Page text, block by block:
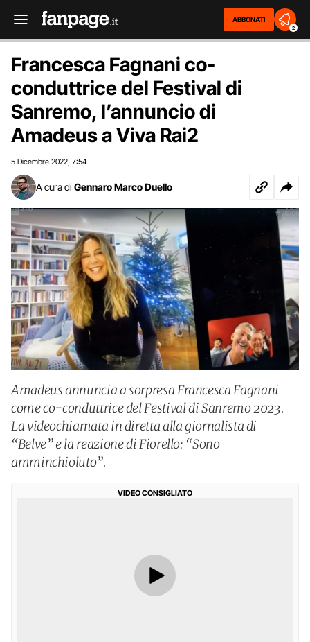
ABBONATI
2
Francesca Fagnani co-
conduttrice del Festival di
Sanremo, l’annuncio di
Amadeus a Viva Rai2
5 Dicembre 2022 7:54
A cura di Gennaro Marco Duello
Amadeus annuncia a sorpresa Francesca Fagnani
come co-conduttrice del Festival di Sanremo 2023.
La videochiamata in diretta alla giornalista di
“Belve” e la reazione di Fiorello: “Sono
amminchioluto”.
VIDEO CONSIGLIATO